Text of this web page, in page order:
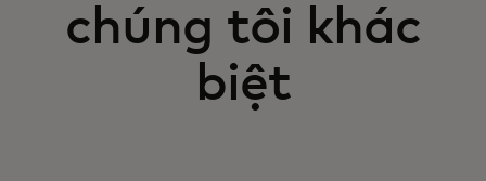
chúng tôi khác
biệt